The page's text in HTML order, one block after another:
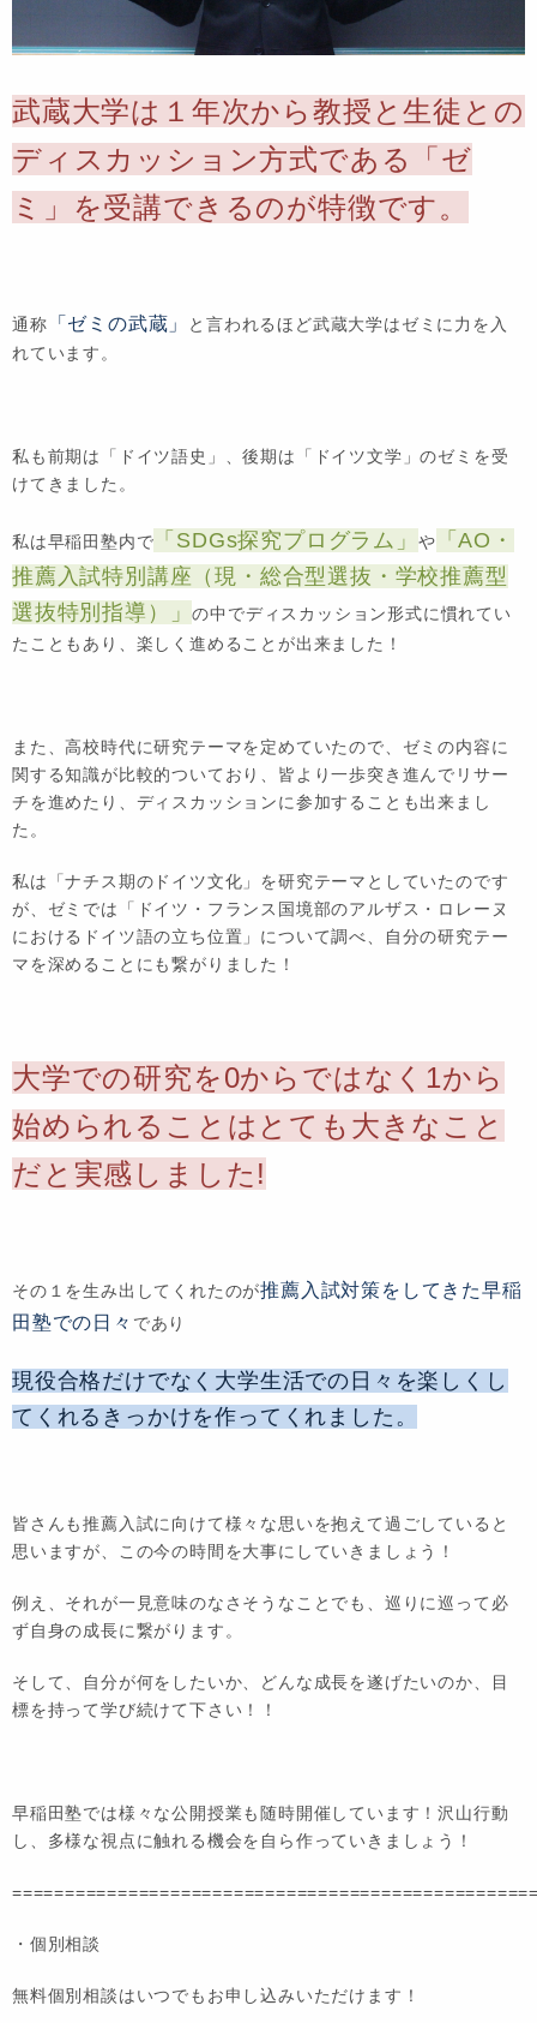
武蔵大学は１年次から教授と生徒との
ディスカッション方式である「ゼ
ミ」を受講できるのが特徴です。
通称 「ゼミの武蔵」
と言われるほど武蔵大学はゼミに力を入
れています。
私も前期は「ドイツ語史」、後期は「ドイツ文学」のゼミを受
けてきました。
私は早稲田塾内で 「SDGs探究プログラム」 や
「AO・
推薦入試特別講座（現・総合型選抜・学校推薦型
選抜特別指導）」の中でディスカッション形式に慣れてい
たこともあり、楽しく進めることが出来ました！
また、高校時代に研究テーマを定めていたので、ゼミの内容に
関する知識が比較的ついており、皆より一歩突き進んでリサー
チを進めたり、ディスカッションに参加することも出来まし
た。
私は「ナチス期のドイツ文化」を研究テーマとしていたのです
が、ゼミでは「ドイツ・フランス国境部のアルザス・ロレーヌ
におけるドイツ語の立ち位置」について調べ、自分の研究テー
マを深めることにも繋がりました！
大学での研究を0からではなく1から
始められることはとても大きなこと
だと実感しました!
その１を生み出してくれたのが推薦入試対策をしてきた早稲
田塾での日々 であり
現役合格だけでなく大学生活での日々を楽しくし
てくれるきっかけを作ってくれました。
皆さんも推薦入試に向けて様々な思いを抱えて過ごしていると
思いますが、この今の時間を大事にしていきましょう！
例え、それが一見意味のなさそうなことでも、巡りに巡って必
ず自身の成長に繋がります。
そして、自分が何をしたいか、どんな成長を遂げたいのか、目
標を持って学び続けて下さい！！
早稲田塾では様々な公開授業も随時開催しています！沢山行動
し、多様な視点に触れる機会を自ら作っていきましょう！
・個別相談
無料個別相談はいつでもお申し込みいただけます！